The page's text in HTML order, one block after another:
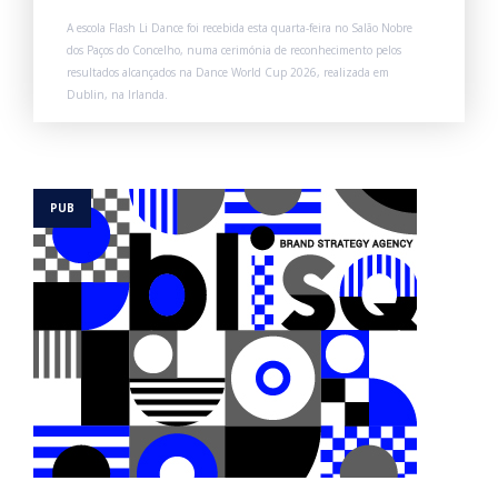
A escola Flash Li Dance foi recebida esta quarta-feira no Salão Nobre
dos Paços do Concelho, numa cerimónia de reconhecimento pelos
resultados alcançados na Dance World Cup 2026, realizada em
Dublin, na Irlanda.